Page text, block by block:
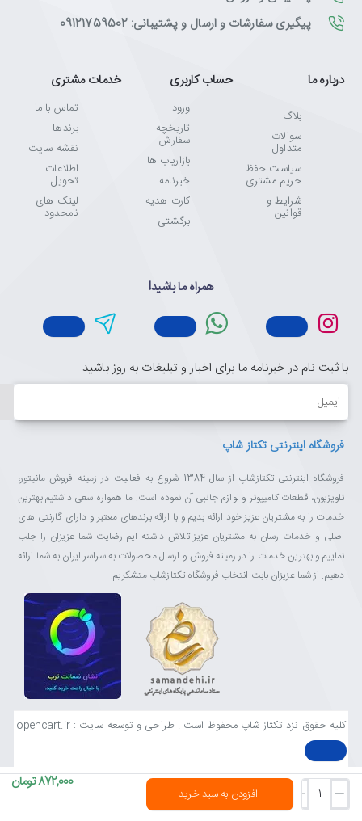
افزودن به سبد خرید
872,000 تومان
پیگیری سفارشات و ارسال و پشتیبانی: 09121759502
درباره ما
بلاگ
سوالات
متداول
سیاست حفظ
حریم مشتری
شرایط و
قوانین
حساب کاربری
ورود
تاریخچه
سفارش
بازاریاب ها
خبرنامه
کارت هدیه
برگشتی
خدمات مشتری
تماس با ما
برندها
نقشه سایت
اطلاعات
تحویل
لینک های
نامحدود
همراه ما باشید!
با ثبت نام در خبرنامه ما برای اخبار و تبلیغات به روز باشید
ایمیل
فروشگاه اینترنتی تکتاز شاپ
فروشگاه اینترنتی تکتازشاپ از سال 1384 شروع به فعالیت در زمینه فروش مانیتور،
تلویزیون، قطعات کامپیوتر و لوازم جانبی آن نموده است. ما همواره سعی داشتیم بهترین
خدمات را به مشتریان عزیز خود ارائه بدیم و با ارائه برندهای معتبر و دارای گارنتی های
اصلی و خدمات رسان به مشتریان عزیز تلاش داشته ایم رضایت شما عزیزان را جلب
نماییم و بهترین خدمات را در زمینه فروش و ارسال محصولات به سراسر ایران به شما ارائه
دهیم. از شما عزیزان بابت انتخاب فروشگاه تکتازشاپ متشکریم.
کلیه حقوق نزد تکتاز شاپ محفوظ است . طراحی و توسعه سایت : opencart.ir